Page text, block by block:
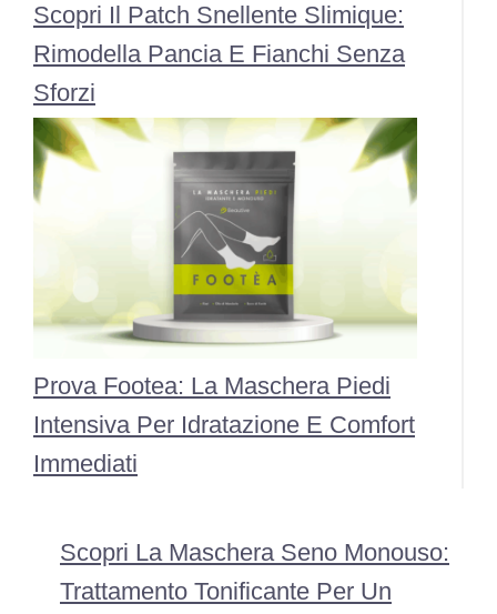
Scopri Il Patch Snellente Slimique:
Rimodella Pancia E Fianchi Senza
Sforzi
Prova Footea: La Maschera Piedi
Intensiva Per Idratazione E Comfort
Immediati
Scopri La Maschera Seno Monouso:
Trattamento Tonificante Per Un